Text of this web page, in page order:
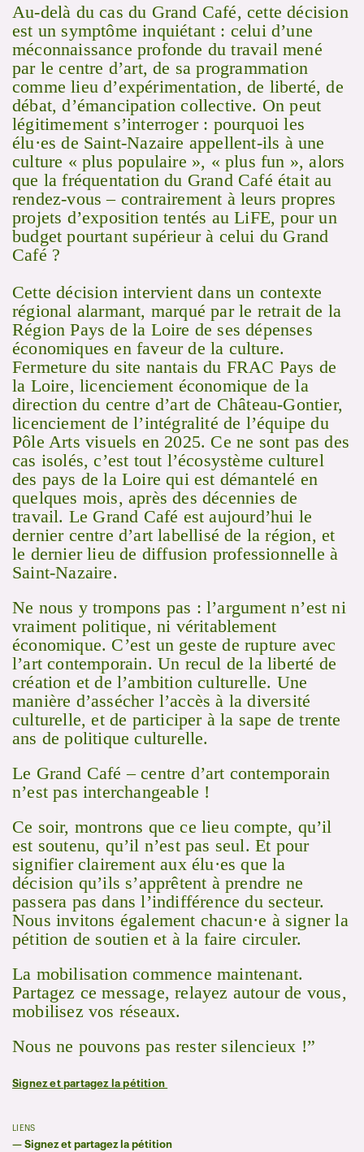
Au-delà du cas du Grand Café, cette décision
est un symptôme inquiétant : celui d’une
méconnaissance profonde du travail mené
par le centre d’art, de sa programmation
comme lieu d’expérimentation, de liberté, de
débat, d’émancipation collective. On peut
légitimement s’interroger : pourquoi les
élu·es de Saint-Nazaire appellent-ils à une
culture « plus populaire », « plus fun », alors
que la fréquentation du Grand Café était au
rendez-vous – contrairement à leurs propres
projets d’exposition tentés au LiFE, pour un
budget pourtant supérieur à celui du Grand
Café ?
Cette décision intervient dans un contexte
régional alarmant, marqué par le retrait de la
Région Pays de la Loire de ses dépenses
économiques en faveur de la culture.
Fermeture du site nantais du FRAC Pays de
la Loire, licenciement économique de la
direction du centre d’art de Château-Gontier,
licenciement de l’intégralité de l’équipe du
Pôle Arts visuels en 2025. Ce ne sont pas des
cas isolés, c’est tout l’écosystème culturel
des pays de la Loire qui est démantelé en
quelques mois, après des décennies de
travail. Le Grand Café est aujourd’hui le
dernier centre d’art labellisé de la région, et
le dernier lieu de diffusion professionnelle à
Saint-Nazaire.
Ne nous y trompons pas : l’argument n’est ni
vraiment politique, ni véritablement
économique. C’est un geste de rupture avec
l’art contemporain. Un recul de la liberté de
création et de l’ambition culturelle. Une
manière d’assécher l’accès à la diversité
culturelle, et de participer à la sape de trente
ans de politique culturelle.
Le Grand Café – centre d’art contemporain
n’est pas interchangeable !
Ce soir, montrons que ce lieu compte, qu’il
est soutenu, qu’il n’est pas seul. Et pour
signifier clairement aux élu·es que la
décision qu’ils s’apprêtent à prendre ne
passera pas dans l’indifférence du secteur.
Nous invitons également chacun·e à signer la
pétition de soutien et à la faire circuler.
La mobilisation commence maintenant.
Partagez ce message, relayez autour de vous,
mobilisez vos réseaux.
Nous ne pouvons pas rester silencieux !”
Signez et partagez la pétition
LIENS
— Signez et partagez la pétition